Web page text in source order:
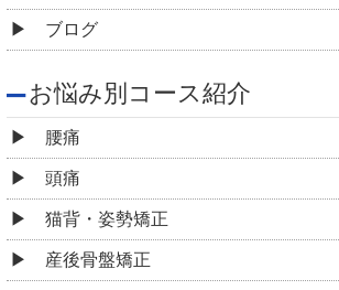
ブログ
お悩み別コース紹介
腰痛
頭痛
猫背・姿勢矯正
産後骨盤矯正